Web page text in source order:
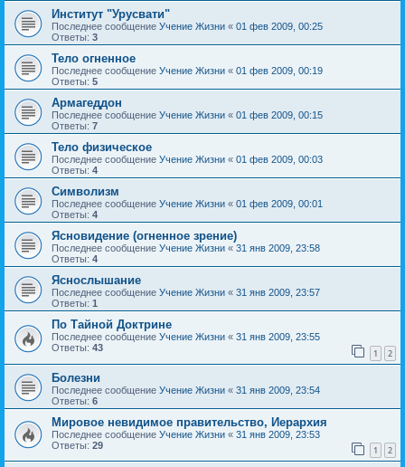
Институт "Урусвати"
Последнее сообщение Учение Жизни « 01 фев 2009, 00:25
Ответы: 3
Тело огненное
Последнее сообщение Учение Жизни « 01 фев 2009, 00:19
Ответы: 5
Армагеддон
Последнее сообщение Учение Жизни « 01 фев 2009, 00:15
Ответы: 7
Тело физическое
Последнее сообщение Учение Жизни « 01 фев 2009, 00:03
Ответы: 4
Символизм
Последнее сообщение Учение Жизни « 01 фев 2009, 00:01
Ответы: 4
Ясновидение (огненное зрение)
Последнее сообщение Учение Жизни « 31 янв 2009, 23:58
Ответы: 4
Яснослышание
Последнее сообщение Учение Жизни « 31 янв 2009, 23:57
Ответы: 1
По Тайной Доктрине
Последнее сообщение Учение Жизни « 31 янв 2009, 23:55
Ответы: 43 1 2
Болезни
Последнее сообщение Учение Жизни « 31 янв 2009, 23:54
Ответы: 6
Мировое невидимое правительство, Иерархия
Последнее сообщение Учение Жизни « 31 янв 2009, 23:53
Ответы: 29 1 2